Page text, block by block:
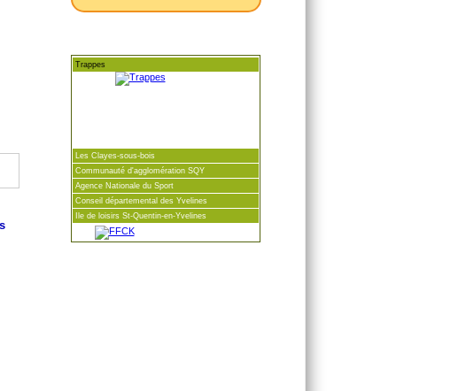
Trappes
Les Clayes-sous-bois
Communauté d'agglomération SQY
Agence Nationale du Sport
Conseil départemental des Yvelines
Ile de loisirs St-Quentin-en-Yvelines